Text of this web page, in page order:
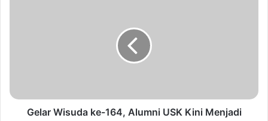
Gelar Wisuda ke-164, Alumni USK Kini Menjadi